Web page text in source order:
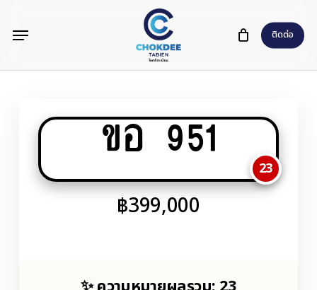
content
ติดต่อ
Menu
ขอ 951
23
฿399,000